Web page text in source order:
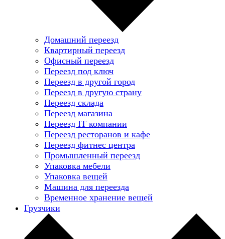
Домашний переезд
Квартирный переезд
Офисный переезд
Переезд под ключ
Переезд в другой город
Переезд в другую страну
Переезд склада
Переезд магазина
Переезд IT компании
Переезд ресторанов и кафе
Переезд фитнес центра
Промышленный переезд
Упаковка мебели
Упаковка вещей
Машина для переезда
Временное хранение вещей
Грузчики